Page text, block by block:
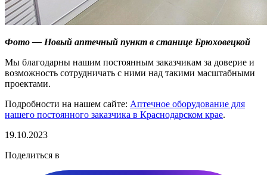
Фото — Новый аптечный пункт в станице Брюховецкой
Мы благодарны нашим постоянным заказчикам за доверие и
возможность сотрудничать с ними над такими масштабными
проектами.
Подробности на нашем сайте: Аптечное оборудование для
нашего постоянного заказчика в Краснодарском крае.
19.10.2023
Поделиться в